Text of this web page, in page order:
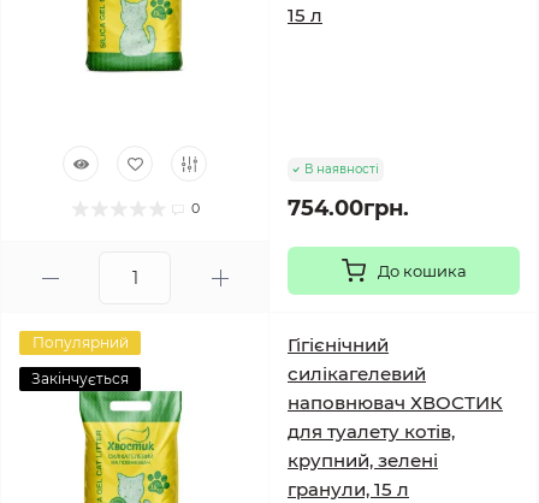
0
15 л
В наявності
754.00грн.
До кошика
Популярний
Закінчується
Гігієнічний
силікагелевий
наповнювач ХВОСТИК
для туалету котів,
крупний, зелені
гранули, 15 л